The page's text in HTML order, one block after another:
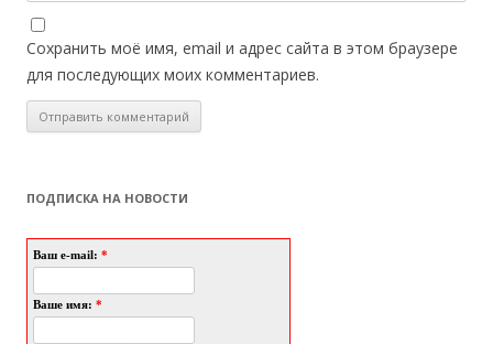
Сохранить моё имя, email и адрес сайта в этом браузере
для последующих моих комментариев.
ПОДПИСКА НА НОВОСТИ
Ваш e-mail: *
Ваше имя: *